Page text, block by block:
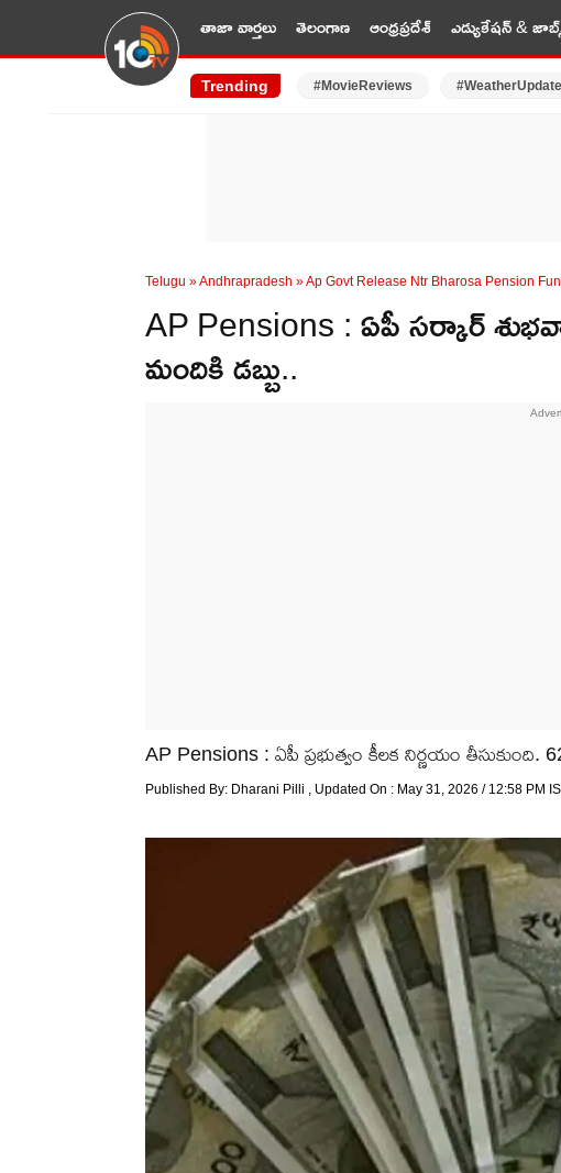
తాజా వార్తలు తెలంగాణ ఆంధ్రప్రదేశ్ ఎడ్యుకేషన్ &
Trending #MovieReviews
Telugu »Andhrapradesh »Ap Govt Release Ntr Bharosa Pension
AP Pensions : ఏపీ సర్కార్
మందికి డబ్బు..
AP Pensions : ఏపీ ప్రభుత్వం కీలక నిర్ణయం తీసుకుంది.
Published By: Dharani Pilli , Updated On : May 31, 2026 / 12:58 PM